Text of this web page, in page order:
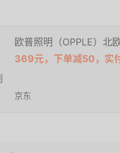
欧普照明（OPPLE）北
369元，下单减50，实
京东